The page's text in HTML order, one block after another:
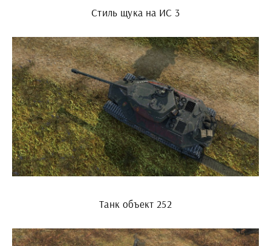
Стиль щука на ИС 3
Танк объект 252